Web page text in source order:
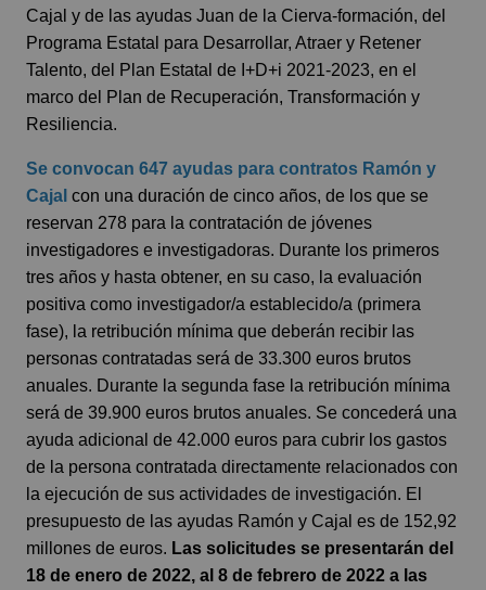
Cajal y de las ayudas Juan de la Cierva-formación, del
Programa Estatal para Desarrollar, Atraer y Retener
Talento, del Plan Estatal de I+D+i 2021-2023, en el
marco del Plan de Recuperación, Transformación y
Resiliencia.
Se convocan 647 ayudas para contratos Ramón y
Cajal con una duración de cinco años, de los que se
reservan 278 para la contratación de jóvenes
investigadores e investigadoras. Durante los primeros
tres años y hasta obtener, en su caso, la evaluación
positiva como investigador/a establecido/a (primera
fase), la retribución mínima que deberán recibir las
personas contratadas será de 33.300 euros brutos
anuales. Durante la segunda fase la retribución mínima
será de 39.900 euros brutos anuales. Se concederá una
ayuda adicional de 42.000 euros para cubrir los gastos
de la persona contratada directamente relacionados con
la ejecución de sus actividades de investigación. El
presupuesto de las ayudas Ramón y Cajal es de 152,92
millones de euros. Las solicitudes se presentarán del
18 de enero de 2022, al 8 de febrero de 2022 a las